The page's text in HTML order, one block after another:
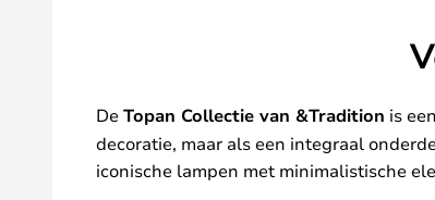
DeTopan Collectie van &Tradition is
decoratie, maar als een integraal
iconische lampen met minimalistische